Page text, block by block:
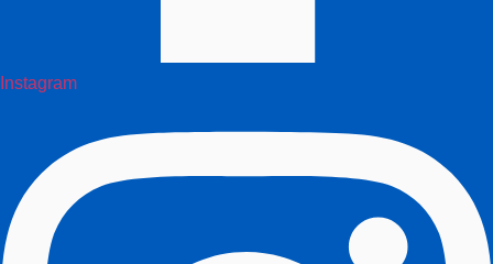
Instagram